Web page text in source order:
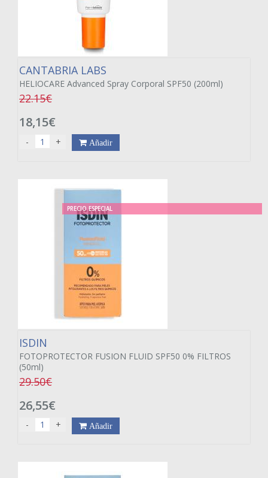
CANTABRIA LABS
HELIOCARE Advanced Spray Corporal SPF50 (200ml)
22.15€
18,15€
- + Añadir
PRECIO ESPECIAL
ISDIN
FOTOPROTECTOR FUSION FLUID SPF50 0% FILTROS
(50ml)
29.50€
26,55€
- + Añadir